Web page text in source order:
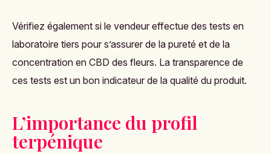
Vérifiez également si le vendeur effectue des tests en
laboratoire tiers pour s’assurer de la pureté et de la
concentration en CBD des fleurs. La transparence de
ces tests est un bon indicateur de la qualité du produit.
L’importance du profil
terpénique